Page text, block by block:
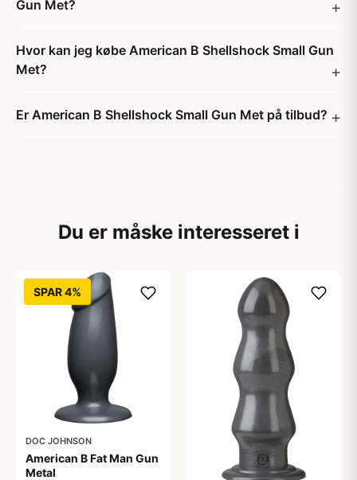
Gun Met?
Hvor kan jeg købe American B Shellshock Small Gun
Met?
Er American B Shellshock Small Gun Met på tilbud?
Du er måske interesseret i
SPAR 4%
DOC JOHNSON
American B Fat Man Gun
Metal